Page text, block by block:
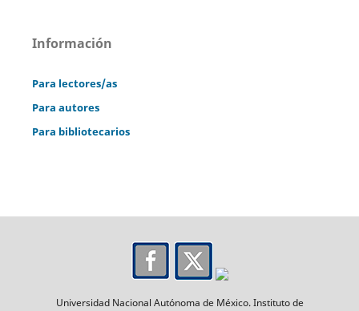
Información
Para lectores/as
Para autores
Para bibliotecarios
Universidad Nacional Autónoma de México. Instituto de